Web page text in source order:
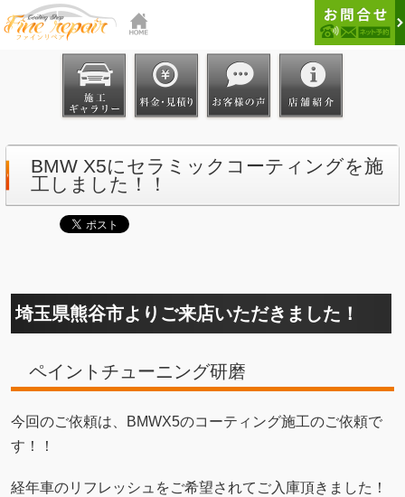
BMW X5にセラミックコーティングを施
工しました！！
埼玉県熊谷市よりご来店いただきました！
ペイントチューニング研磨
今回のご依頼は、BMWX5のコーティング施工のご依頼で
す！！
経年車のリフレッシュをご希望されてご入庫頂きました！